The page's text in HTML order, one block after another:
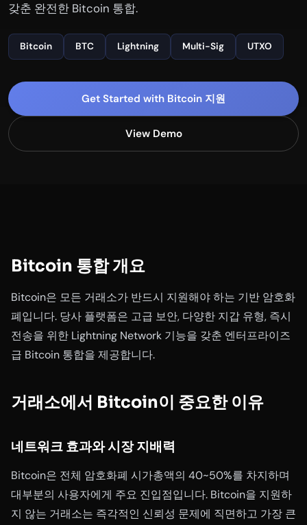
갖춘 완전한 Bitcoin 통합.
Bitcoin BTC Lightning Multi-Sig UTXO
Get Started with Bitcoin 지원
View Demo
Bitcoin 통합 개요
Bitcoin은 모든 거래소가 반드시 지원해야 하는 기반 암호화
폐입니다. 당사 플랫폼은 고급 보안, 다양한 지갑 유형, 즉시
전송을 위한 Lightning Network 기능을 갖춘 엔터프라이즈
급 Bitcoin 통합을 제공합니다.
거래소에서 Bitcoin이 중요한 이유
네트워크 효과와 시장 지배력
Bitcoin은 전체 암호화폐 시가총액의 40~50%를 차지하며
대부분의 사용자에게 주요 진입점입니다. Bitcoin을 지원하
지 않는 거래소는 즉각적인 신뢰성 문제에 직면하고 가장 큰